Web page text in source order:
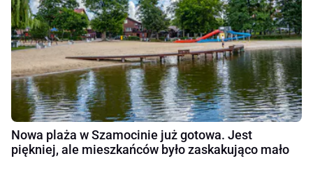
Nowa plaża w Szamocinie już gotowa. Jest
piękniej, ale mieszkańców było zaskakująco mało